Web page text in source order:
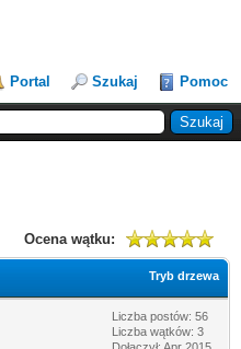
Portal Szukaj Pomoc
Ocena wątku:
Tryb drzewa
Liczba postów: 56
Liczba wątków: 3